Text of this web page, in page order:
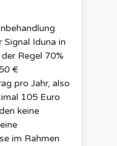
Signal Iduna in
Regel 70%
€
pro Jahr, also
105 Euro
keine
im Rahmen